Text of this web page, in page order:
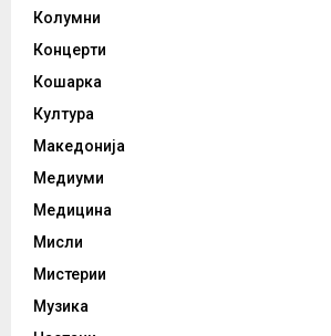
Колумни
Концерти
Кошарка
Култура
Македонија
Медиуми
Медицина
Мисли
Мистерии
Музика